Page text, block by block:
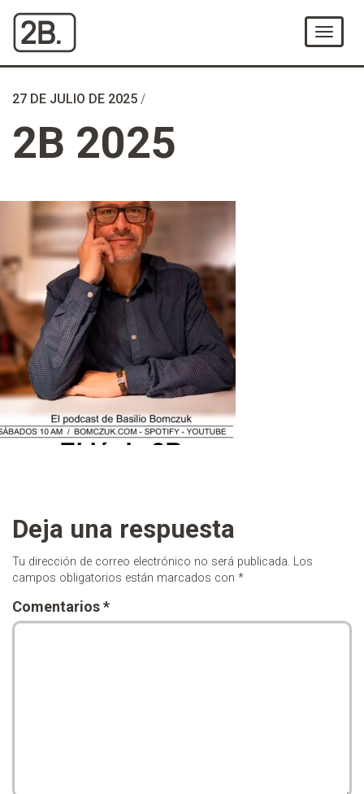
Contenido
Menú
27 DE JULIO DE 2025 /
2B 2025
Deja una respuesta
Tu dirección de correo electrónico no será publicada. Los
campos obligatorios están marcados con *
Comentarios*